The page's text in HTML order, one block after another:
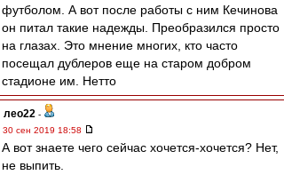
футболом. А вот после работы с ним Кечинова
он питал такие надежды. Преобразился просто
на глазах. Это мнение многих, кто часто
посещал дублеров еще на старом добром
стадионе им. Нетто
лео22 -
30 сен 2019 18:58
А вот знаете чего сейчас хочется-хочется? Нет,
не выпить.